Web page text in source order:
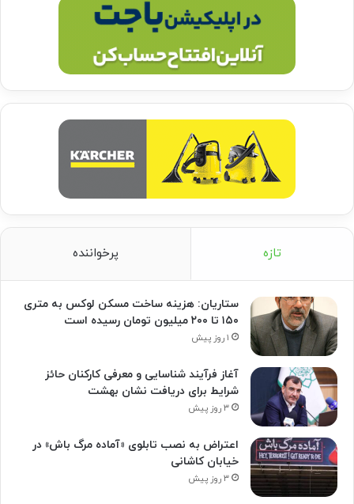
تازه پرخواننده
ستاریان: هزینه ساخت مسکن لوکس به متری
۱۵۰ تا ۲۰۰ میلیون تومان رسیده است
۱ روز پیش
آغاز فرآیند شناسایی و معرفی کارکنان حائز
شرایط برای دریافت نشان بهشت
۳ روز پیش
اعتراض به نصب تابلوی «آماده مرگ باش» در
خیابان کاشانی
۳ روز پیش